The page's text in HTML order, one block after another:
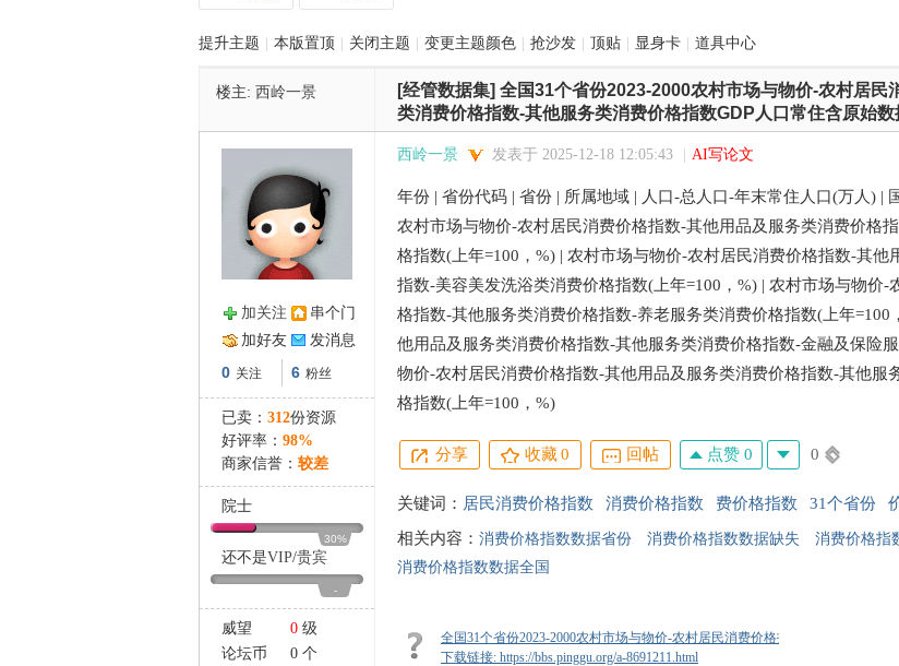
家
提升主题 本版置顶 关闭主题 变更主题颜色 抢沙发 顶贴 显身卡 道具中心
楼主: 西岭一景 [经管数据集] 全国31个省份2023-2000农村市场与物价-农村居民
类消费价格指数-其他服务类消费价格指数GDP人口常住含原始
加关注
串个门
加好友
发消息
0 关注 6 粉丝
已卖： 312份资源
好评率： 98%
商家信誉： 较差
院士
30%
还不是VIP/贵宾
-
威望 0 级
论坛币
0 个
西岭一景 发表于 2025-12-18 12:05:43 AI写论文
年份 | 省份代码 | 省份 | 所属地域 | 人口-总人口-年末常住人口(万人) |
农村市场与物价-农村居民消费价格指数-其他用品及服务类消费价格
格指数(上年=100，%) | 农村市场与物价-农村居民消费价格指数-其
指数-美容美发洗浴类消费价格指数(上年=100，%) | 农村市场与物价
格指数-其他服务类消费价格指数-养老服务类消费价格指数(上年
他用品及服务类消费价格指数-其他服务类消费价格指数-金融及保险
物价-农村居民消费价格指数-其他用品及服务类消费价格指数-其他
格指数(上年=100，%)
分享 收藏0 回帖 点赞 0 0
关键词： 居民消费价格指数 消费价格指数 费价格指数 31个省份
相关内容： 消费价格指数数据省份 消费价格指数数据缺失 消费价格指
消费价格指数数据全国
全国31个省份2023-2000农村市场与物价-农村居民消费价格指数-其他用品及服务
下载链接: https://bbs.pinggu.org/a-8691211.html